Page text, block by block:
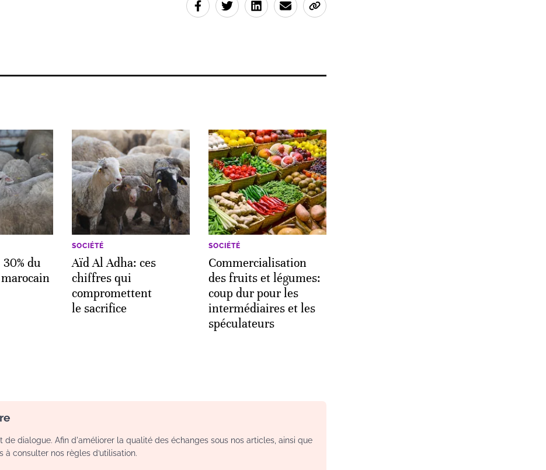
du
SOCIÉTÉ
Aïd Al Adha: ces
chiffres qui
compromettent
le sacrifice
SOCIÉTÉ
Commercialisation
des fruits et légumes:
coup dur pour les
intermédiaires et les
spéculateurs
de dialogue. Afin d'améliorer la qualité des échanges sous nos articles, ainsi que
consulter nos règles d’utilisation.